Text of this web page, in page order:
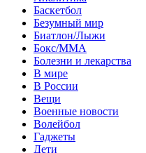
Баскетбол
Безумный мир
Биатлон/Лыжи
Бокс/MMA
Болезни и лекарства
В мире
В России
Вещи
Военные новости
Волейбол
Гаджеты
Дети